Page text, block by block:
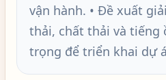
vận hành. • Đề xuất
thải, chất thải và tiếng
trọng để triển khai dự